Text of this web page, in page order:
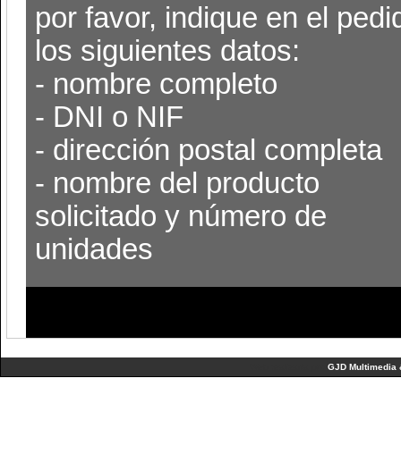
por favor, indique en el
los siguientes datos:
- nombre completo
- DNI o NIF
- dirección postal completa
- nombre del producto
solicitado y número de
unidades
GJD Multimedia